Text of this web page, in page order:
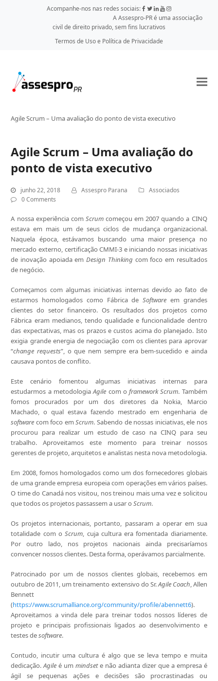
Acompanhe-nos nas redes sociais:
A Assespro-PR é uma associação
civil de direito privado, sem fins lucrativos
Termos de Uso e Política de Privacidade
Agile Scrum – Uma avaliação do ponto de vista executivo
Agile Scrum – Uma avaliação do
ponto de vista executivo
junho 22, 2018 Assespro Parana
Associados
0 Comments
A nossa experiência com Scrumcomeçou em 2007 quando a CINQ
estava em mais um de seus ciclos de mudança organizacional.
Naquela época, estávamos buscando uma maior presença no
mercado externo, certificação CMMI-3 e iniciando nossas iniciativas
de inovação apoiada emDesign Thinking com foco em resultados
de negócio.
Começamos com algumas iniciativas internas devido ao fato de
estarmos homologados como Fábrica deSoftware em grandes
clientes do setor financeiro. Os resultados dos projetos como
Fábrica eram medianos, tendo qualidade e funcionalidade dentro
das expectativas, mas os prazos e custos acima do planejado. Isto
exigia grande energia de negociação com os clientes para aprovar
“change requests”, o que nem sempre era bem-sucedido e ainda
causava pontos de conflito.
Este cenário fomentou algumas iniciativas internas para
estudarmos a metodologiaAgile com oframework Scrum. Também
fomos procurados por um dos diretores da Nokia, Marcio
Machado, o qual estava fazendo mestrado em engenharia de
software com foco emScrum. Sabendo de nossas iniciativas, ele nos
procurou para realizar um estudo de caso na CINQ para seu
trabalho. Aproveitamos este momento para treinar nossos
gerentes de projeto, arquitetos e analistas nesta nova metodologia.
Em 2008, fomos homologados como um dos fornecedores globais
de uma grande empresa europeia com operações em vários países.
O time do Canadá nos visitou, nos treinou mais uma vez e solicitou
que todos os projetos passassem a usar oScrum.
Os projetos internacionais, portanto, passaram a operar em sua
totalidade com oScrum, cuja cultura era fomentada diariamente.
Por outro lado, nos projetos nacionais ainda precisaríamos
convencer nossos clientes. Desta forma, operávamos parcialmente.
Patrocinado por um de nossos clientes globais, recebemos em
outubro de 2011, um treinamento extensivo do Sr.Agile Coach, Allen
Bennett
(https://www.scrumalliance.org/community/profile/abennett6).
Aproveitamos a vinda dele para treinar todos nossos líderes de
projeto e principais profissionais ligados ao desenvolvimento e
testes desoftware.
Contudo, incutir uma cultura é algo que se leva tempo e muita
dedicação.Agile é ummindsete não adianta dizer que a empresa é
ágil se pequenas ações e decisões são procrastinadas ou